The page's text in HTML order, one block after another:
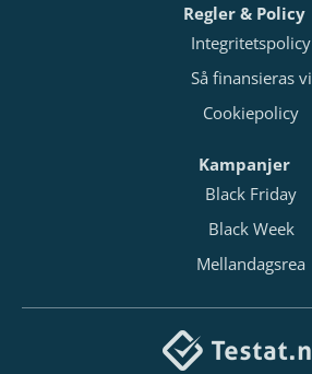
Regler & Policy
Integritetspolicy
Så finansieras vi
Cookiepolicy
Kampanjer
Black Friday
Black Week
Mellandagsrea